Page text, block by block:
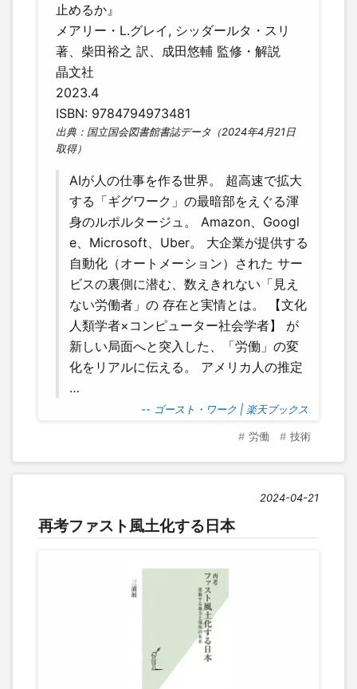
止めるか』
メアリー・L.グレイ, シッダールタ・スリ
著、柴田裕之 訳、成田悠輔 監修・解説
晶文社
2023.4
ISBN: 9784794973481
出典：国立国会図書館書誌データ（2024年4月21日
取得）
AIが人の仕事を作る世界。 超高速で拡大
する「ギグワーク」の最暗部をえぐる渾
身のルポルタージュ。 Amazon、Googl
e、Microsoft、Uber。 大企業が提供する
自動化（オートメーション）された サー
ビスの裏側に潜む、数えきれない「見え
ない労働者」の 存在と実情とは。 【文化
人類学者×コンピューター社会学者】 が
新しい局面へと突入した、「労働」の変
化をリアルに伝える。 アメリカ人の推定
…
-- ゴースト・ワーク | 楽天ブックス
労働 技術
2024-04-21
再考ファスト風土化する日本